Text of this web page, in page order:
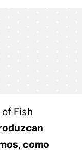
Fish
como